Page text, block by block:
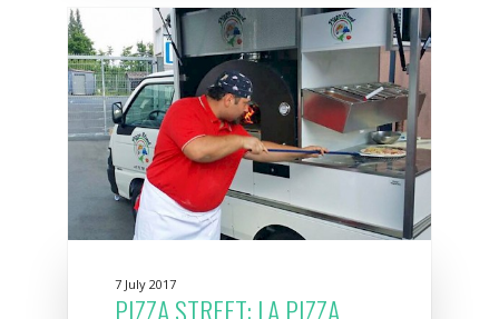
7 July 2017
PIZZA STREET: LA PIZZA